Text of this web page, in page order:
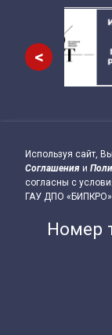
<
Подвал
Используя сайт,
Соглашения и
согласны с
ГАУ ДПО
Номер